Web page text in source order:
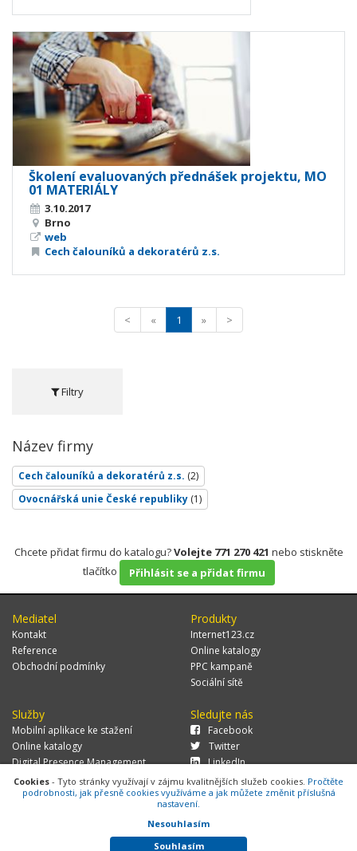
Školení evaluovaných přednášek projektu, MO
01 MATERIÁLY
3.10.2017
Brno
web
Cech čalouníků a dekoratérů z.s.
< « 1 » >
Filtry
Název firmy
Cech čalouníků a dekoratérů z.s. (2)
Ovocnářská unie České republiky (1)
Chcete přidat firmu do katalogu?Volejte 771 270 421 nebo stiskněte
tlačítko
Přihlásit se a přidat firmu
Mediatel
Kontakt
Reference
Obchodní podmínky
Produkty
Internet123.cz
Online katalogy
PPC kampaně
Sociální sítě
Služby
Mobilní aplikace ke stažení
Online katalogy
Digital Presence Management
Více zákazníků
Sledujte nás
Facebook
Twitter
LinkedIn
© 2026 MEDIATEL CZ, s.r.o.,Za Potokem 46/4, 106 00 Praha 10, tel.:
+420 771 270 421, verze 1.29.0.143,
Cookies
Cookies - Tyto stránky využívají v zájmu kvalitnějších služeb cookies. Pročtěte
podrobnosti, jak přesně cookies využíváme a jak můžete změnit příslušná
nastavení.
Nesouhlasím
Souhlasím